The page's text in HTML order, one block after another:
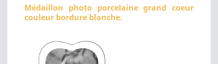
Médaillon photo porcelaine grand coeur
couleur bordure blanche.